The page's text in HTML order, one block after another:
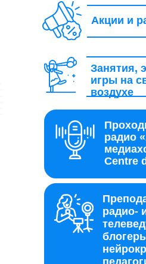
Занятия,
игры на
воздухе
Акции и
радио
Centre
радио-